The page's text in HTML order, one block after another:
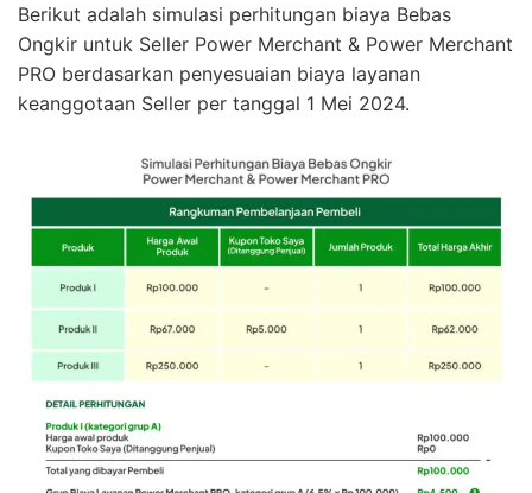
Berikut adalah simulasi perhitungan biaya Bebas
Ongkir untuk Seller Power Merchant & Power Merchant
PRO berdasarkan penyesuaian biaya layanan
keanggotaan Seller per tanggal 1 Mei 2024.